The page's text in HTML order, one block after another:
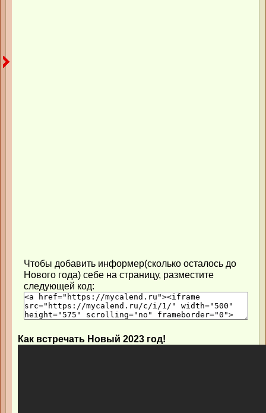
Чтобы добавить информер(сколько осталось до
Нового года) себе на страницу, разместите
следующей код:
Как встречать Новый 2023 год!